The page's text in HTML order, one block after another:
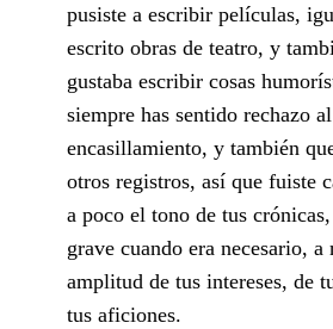
pusiste a escribir películas,
escrito obras de teatro, y
gustaba escribir cosas
siempre has sentido rechazo al
encasillamiento, y también
otros registros, así que fuiste
a poco el tono de tus
grave cuando era necesario, a
amplitud de tus intereses, de
tus aficiones.